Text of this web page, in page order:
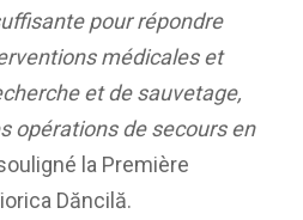
pour répondre
médicales et
et de sauvetage,
opérations de secours en
la Première
Dăncilă.